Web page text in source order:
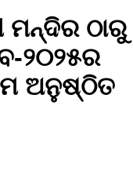
ମନ୍ଦିର ଠାରୁ
୨୦୨୫ର
ଅନୁଷ୍ଠିତ